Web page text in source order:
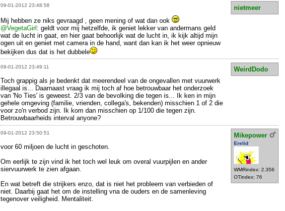
09-01-2012 23:48:58
nietmeer
Mij hebben ze niks gevraagd , geen mening of wat dan ook
@VegetaGirl: geldt voor mij hetzelfde, ik geniet lekker van andermans geld
wat de lucht in gaat, en hier gaat behoorlijk wat de lucht in, ik kijk altijd mijn
ogen uit en geniet met camera in de hand, want dan kan ik het weer opnieuw
bekijken dus dat is het dubbele
09-01-2012 23:49:11
WeirdDodo
Toch grappig als je bedenkt dat meerendeel van de ongevallen met vuurwerk
illegaal is... Daarnaast vraag ik mij toch af hoe betrouwbaar het onderzoek
van 'No Ties' is geweest. 2/3 van de bevolking die tegen is... Ik ken in mijn
gehele omgeving (familie, vrienden, collega's, bekenden) misschien 1 of 2 die
voor zo'n verbod zijn. Ik kom dan misschien op 1/100 die tegen zijn.
Betrouwbaarheids interval anyone?
09-01-2012 23:50:51 Mikepower
Erelid
WMRindex: 2.356
OTindex: 76
voor 60 miljoen de lucht in geschoten.
Om eerlijk te zijn vind ik het toch wel leuk om overal vuurpijlen en ander
siervuurwerk te zien afgaan.
En wat betreft die strijkers enzo, dat is niet het probleem van verbieden of
niet. Daarbij gaat het om de instelling vna de ouders en de samenleving
tegenover veiligheid. Mentaliteit.